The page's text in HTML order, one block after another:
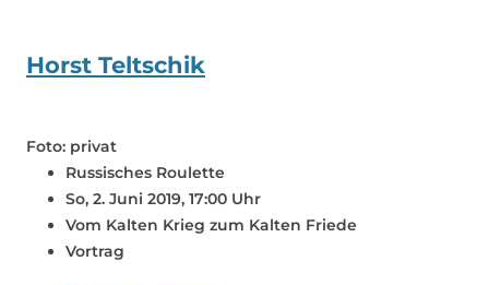
Horst Teltschik
Foto: privat
Russisches Roulette
So, 2. Juni 2019, 17:00 Uhr
Vom Kalten Krieg zum Kalten Friede
Vortrag